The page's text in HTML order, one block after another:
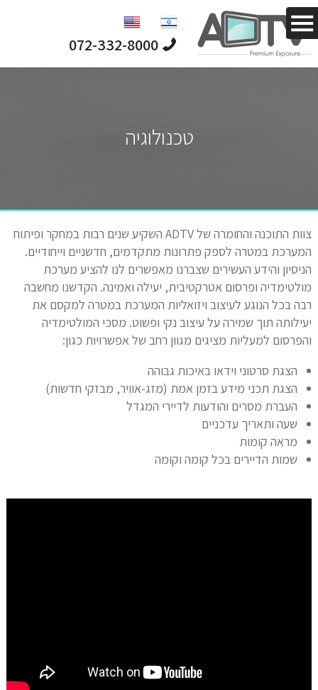
מחפש לפרסם
לקהל ייחודי
וממוקד?
072-332-8000
טכנולוגיה
צוות התוכנה והחומרה של ADTV השקיע שנים רבות במחקר ופיתוח
המערכת במטרה לספק פתרונות מתקדמים, חדשניים וייחודיים.
הניסיון והידע העשירים שצברנו מאפשרים לנו להציע מערכת
מולטימדיה ופרסום אטרקטיבית, יעילה ואמינה. הקדשנו מחשבה
רבה בכל הנוגע לעיצוב ויזואליות המערכת במטרה למקסם את
יעילותה תוך שמירה על עיצוב נקי ופשוט. מסכי המולטימדיה
והפרסום למעליות מציגים מגוון רחב של אפשרויות כגון:
הצגת סרטוני וידאו באיכות גבוהה
הצגת תכני מידע בזמן אמת (מזג-אוויר, מבזקי חדשות)
העברת מסרים והודעות לדיירי המגדל
שעה ותאריך עדכניים
מראה קומות
שמות הדיירים בכל קומה וקומה